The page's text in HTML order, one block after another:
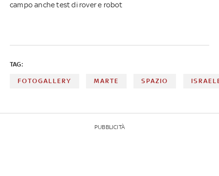
campo anche test di rover e robot
TAG:
FOTOGALLERY MARTE SPAZIO
PUBBLICITÀ